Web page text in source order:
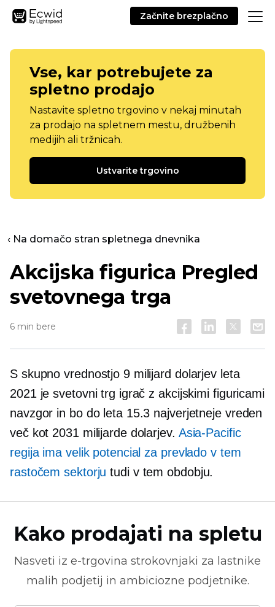
Začnite brezplačno
Vse, kar potrebujete za
spletno prodajo
Nastavite spletno trgovino v nekaj minutah
za prodajo na spletnem mestu, družbenih
medijih ali tržnicah.
Ustvarite trgovino
‹ Na domačo stran spletnega dnevnika
Akcijska figurica Pregled
svetovnega trga
6 min bere
S skupno vrednostjo 9 milijard dolarjev leta
2021 je svetovni trg igrač z akcijskimi figuricami
navzgor in bo do leta 15.3 najverjetneje vreden
več kot 2031 milijarde dolarjev. Asia-Pacific
regija ima velik potencial za prevlado v tem
rastočem sektorju tudi v tem obdobju.
Kako prodajati na spletu
Nasveti iz e-trgovina strokovnjaki za lastnike
malih podjetij in ambiciozne podjetnike.